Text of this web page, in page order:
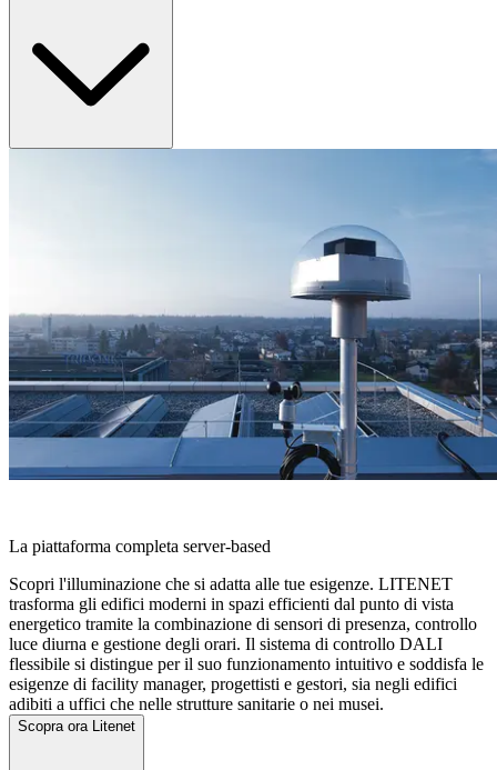
La piattaforma completa server-based
Scopri l'illuminazione che si adatta alle tue esigenze. LITENET
trasforma gli edifici moderni in spazi efficienti dal punto di vista
energetico tramite la combinazione di sensori di presenza, controllo
luce diurna e gestione degli orari. Il sistema di controllo DALI
flessibile si distingue per il suo funzionamento intuitivo e soddisfa le
esigenze di facility manager, progettisti e gestori, sia negli edifici
adibiti a uffici che nelle strutture sanitarie o nei musei.
Scopra ora Litenet